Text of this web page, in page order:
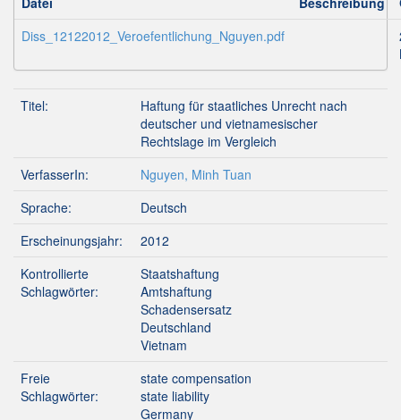
Diss_12122012_Veroefentlichung_Nguyen.pdf
Titel:
Haftung für staatliches Unrecht nach
deutscher und vietnamesischer
Rechtslage im Vergleich
VerfasserIn:
Nguyen, Minh Tuan
Sprache:
Deutsch
Erscheinungsjahr:
2012
Kontrollierte
Schlagwörter:
Staatshaftung
Amtshaftung
Schadensersatz
Deutschland
Vietnam
Freie
Schlagwörter:
state compensation
state liability
Germany